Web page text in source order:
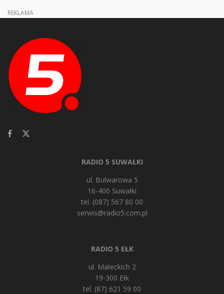
REKLAMA
RADIO 5 SUWAŁKI
ul. Bulwarowa 5
16-400 Suwałki
tel. (087) 567 80 00
serwis@radio5.com.pl
RADIO 5 EŁK
ul. Małeckich 2
19-300 Ełk
tel. (87) 621 59 00